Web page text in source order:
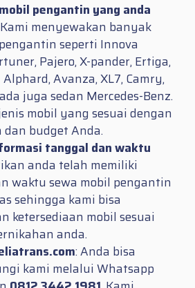
pengantin yang anda
menyewakan banyak
seperti Innova
Pajero, X-pander, Ertiga,
Avanza, XL7, Camry,
juga sedan Mercedes-Benz.
mobil yang sesuai dengan
budget Anda.
tanggal dan waktu
anda telah memiliki
waktu sewa mobil pengantin
sehingga kami bisa
ketersediaan mobil sesuai
anda.
: Anda bisa
kami melalui Whatsapp